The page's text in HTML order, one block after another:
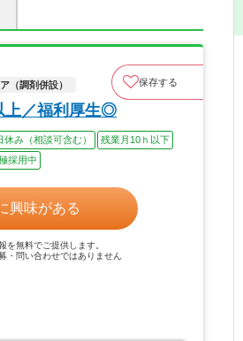
（調剤併設） 保存する
上／福利厚生◎
休み（相談可含む）
残業月10ｈ以下
採用中
興味がある
を無料でご提供します。
・問い合わせではありません